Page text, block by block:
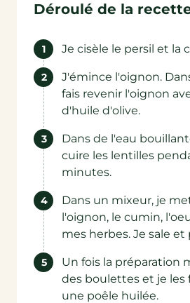
Déroulé de la
Je cisèle le persil et la
J'émince l'oignon.
fais revenir l'oignon
d'huile d'olive.
Dans de l'eau
cuire les lentilles
minutes.
Dans un mixeur, je
l'oignon, le cumin,
mes herbes. Je sale et
Un fois la préparation
des boulettes et je les
une poêle huilée.